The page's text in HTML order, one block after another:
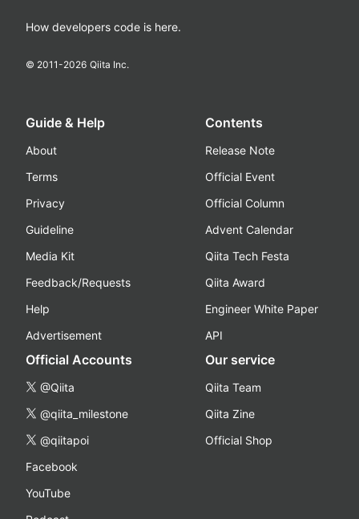
How developers code is here.
© 2011-2026 Qiita Inc.
Guide & Help
About
Terms
Privacy
Guideline
Media Kit
Feedback/Requests
Help
Advertisement
Contents
Release Note
Official Event
Official Column
Advent Calendar
Qiita Tech Festa
Qiita Award
Engineer White Paper
API
Official Accounts
@Qiita
@qiita_milestone
@qiitapoi
Facebook
YouTube
Our service
Qiita Team
Qiita Zine
Official Shop